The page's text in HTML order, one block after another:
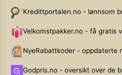
Kredittportalen.no - lønnsom
Velkomstpakker.no - få gratis
NyeRabattkoder - oppdaterte
Godpris.no - oversikt over de